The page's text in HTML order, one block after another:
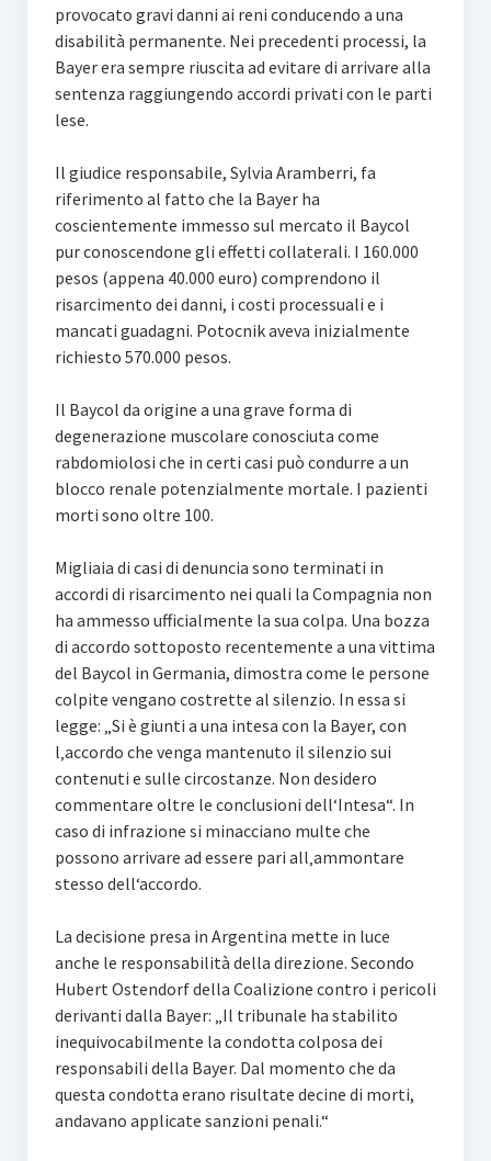
provocato gravi danni ai reni conducendo a una
disabilità permanente. Nei precedenti processi, la
Bayer era sempre riuscita ad evitare di arrivare alla
sentenza raggiungendo accordi privati con le parti
lese.
Il giudice responsabile, Sylvia Aramberri, fa
riferimento al fatto che la Bayer ha
coscientemente immesso sul mercato il Baycol
pur conoscendone gli effetti collaterali. I 160.000
pesos (appena 40.000 euro) comprendono il
risarcimento dei danni, i costi processuali e i
mancati guadagni. Potocnik aveva inizialmente
richiesto 570.000 pesos.
Il Baycol da origine a una grave forma di
degenerazione muscolare conosciuta come
rabdomiolosi che in certi casi può condurre a un
blocco renale potenzialmente mortale. I pazienti
morti sono oltre 100.
Migliaia di casi di denuncia sono terminati in
accordi di risarcimento nei quali la Compagnia non
ha ammesso ufficialmente la sua colpa. Una bozza
di accordo sottoposto recentemente a una vittima
del Baycol in Germania, dimostra come le persone
colpite vengano costrette al silenzio. In essa si
legge: „Si è giunti a una intesa con la Bayer, con
l‚accordo che venga mantenuto il silenzio sui
contenuti e sulle circostanze. Non desidero
commentare oltre le conclusioni dell‘Intesa“. In
caso di infrazione si minacciano multe che
possono arrivare ad essere pari all‚ammontare
stesso dell‘accordo.
La decisione presa in Argentina mette in luce
anche le responsabilità della direzione. Secondo
Hubert Ostendorf della Coalizione contro i pericoli
derivanti dalla Bayer: „Il tribunale ha stabilito
inequivocabilmente la condotta colposa dei
responsabili della Bayer. Dal momento che da
questa condotta erano risultate decine di morti,
andavano applicate sanzioni penali.“